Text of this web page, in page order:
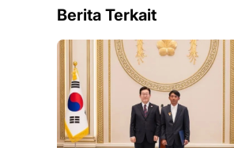
Berita Terkait